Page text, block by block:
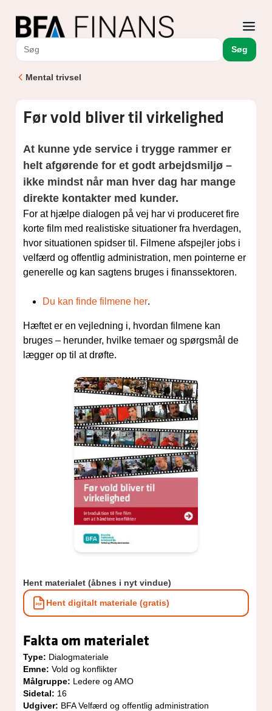
Søg
Mental trivsel
Før vold bliver til virkelighed
At kunne yde service i trygge rammer er
helt afgørende for et godt arbejdsmiljø –
ikke mindst når man hver dag har mange
direkte kontakter med kunder.
For at hjælpe dialogen på vej har vi produceret fire
korte film med realistiske situationer fra hverdagen,
hvor situationen spidser til. Filmene afspejler jobs i
velfærd og offentlig administration, men pointerne er
generelle og kan sagtens bruges i finanssektoren.
Du kan finde filmene her.
Hæftet er en vejledning i, hvordan filmene kan
bruges – herunder, hvilke temaer og spørgsmål de
lægger op til at drøfte.
Hent materialet (åbnes i nyt vindue)
Hent digitalt materiale (gratis)
Fakta om materialet
Type: Dialogmateriale
Emne: Vold og konflikter
Målgruppe: Ledere og AMO
Sidetal: 16
Udgiver: BFA Velfærd og offentlig administration